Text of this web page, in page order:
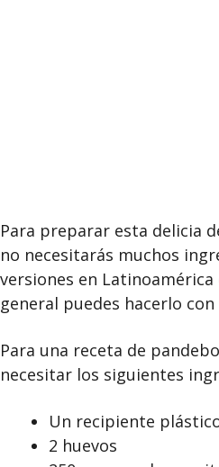
Para preparar esta delicia
no necesitarás muchos
versiones en
general puedes hacerlo
Para una receta de
necesitar los siguientes
Un recipiente
2 huevos